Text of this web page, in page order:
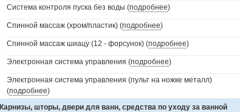
Система контроля пуска без воды (подробнее)
Спинной массаж (хром/пластик) (подробнее)
Спинной массаж шиацу (12 - форсунок) (подробнее)
Электронная система управления (подробнее)
Электронная система управления (пульт на ножке металл)
(подробнее)
Карнизы, шторы, двери для ванн, средства по уходу за ванной